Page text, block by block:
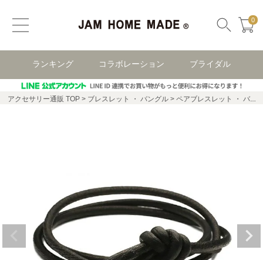
0
ランキング コラボレーション ブライダル
アクセサリー通販 TOP ブレスレット ・ バングル ペアブレスレット ・ バングル